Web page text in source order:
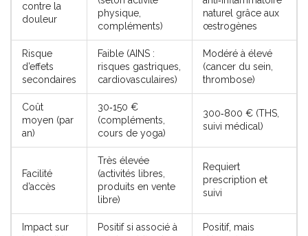
contre la
douleur
physique,
compléments)
naturel grâce aux
œstrogènes
Risque
d’effets
secondaires
Faible (AINS :
risques gastriques,
cardiovasculaires)
Modéré à élevé
(cancer du sein,
thrombose)
Coût
moyen (par
an)
30‑150 €
(compléments,
cours de yoga)
300‑800 € (THS,
suivi médical)
Facilité
d’accès
Très élevée
(activités libres,
produits en vente
libre)
Requiert
prescription et
suivi
Impact sur
Positif si associé à
Positif, mais